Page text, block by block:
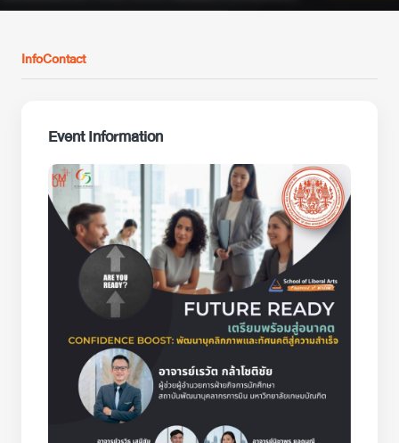
InfoContact
Event Information